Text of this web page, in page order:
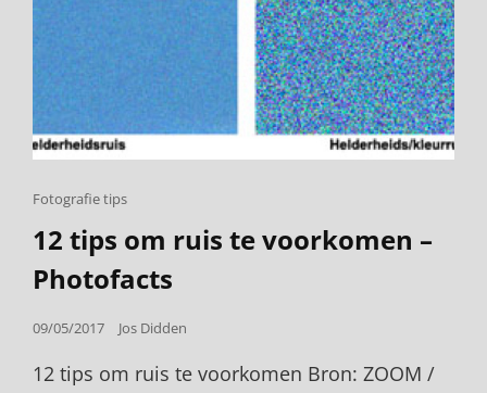
Cat
Fotografie tips
12 tips om ruis te voorkomen –
Photofacts
Posted
09/05/2017 Jos Didden
12 tips om ruis te voorkomen Bron: ZOOM /